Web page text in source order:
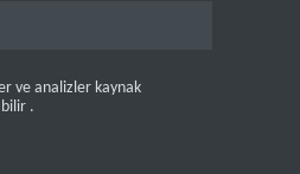
ve analizler kaynak
.